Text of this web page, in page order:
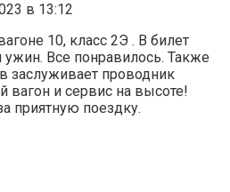
в 13:12
10, класс 2Э . В билет
Все понравилось. Также
заслуживает проводник
вагон и сервис на высоте!
приятную поездку.